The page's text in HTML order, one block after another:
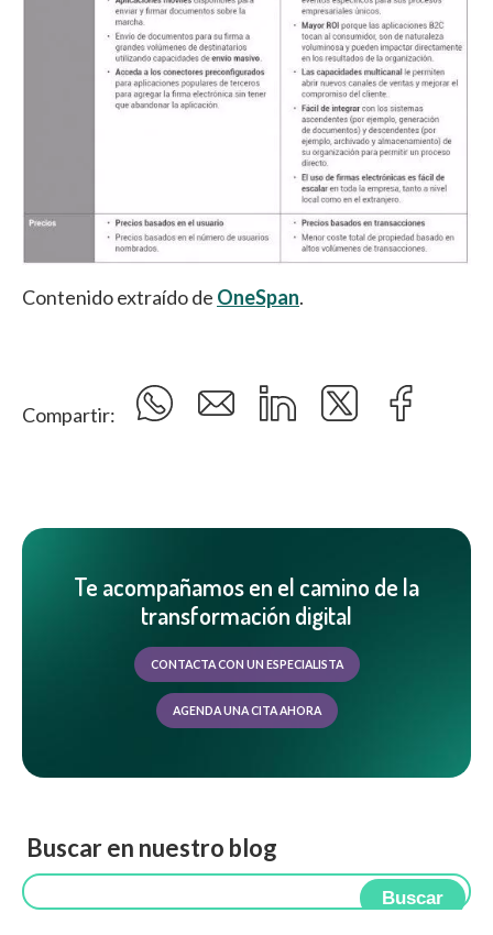
Contenido extraído de OneSpan.
Compartir:
Te acompañamos en el camino de la
transformación digital
CONTACTA CON UN ESPECIALISTA
AGENDA UNA CITA AHORA
Buscar en nuestro blog
Buscar